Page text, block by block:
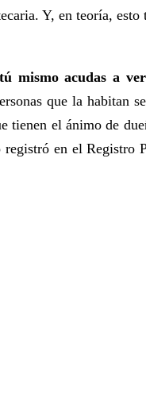
Y, en teoría,
tú mismo acudas a
que la habitan
tienen el ánimo de
en el Registro